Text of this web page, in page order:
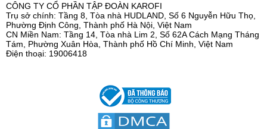
CÔNG TY CỔ PHẦN TẬP ĐOÀN KAROFI
Trụ sở chính: Tầng 8, Tòa nhà HUDLAND, Số 6 Nguyễn Hữu Thọ,
Phường Định Công, Thành phố Hà Nội, Việt Nam
CN Miền Nam: Tầng 14, Tòa nhà Lim 2, Số 62A Cách Mạng Tháng
Tám, Phường Xuân Hòa, Thành phố Hồ Chí Minh, Việt Nam
Điện thoại: 19006418